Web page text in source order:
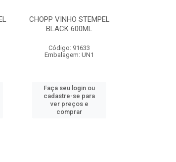
CHOPP VINHO STEMPEL
BLACK 600ML
Código: 91633
Embalagem: UN1
Faça seu login ou
cadastre-se para
ver preços e
comprar